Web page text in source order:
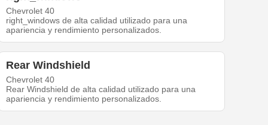
Chevrolet 40
right_windows de alta calidad utilizado para una
apariencia y rendimiento personalizados.
Rear Windshield
Chevrolet 40
Rear Windshield de alta calidad utilizado para una
apariencia y rendimiento personalizados.